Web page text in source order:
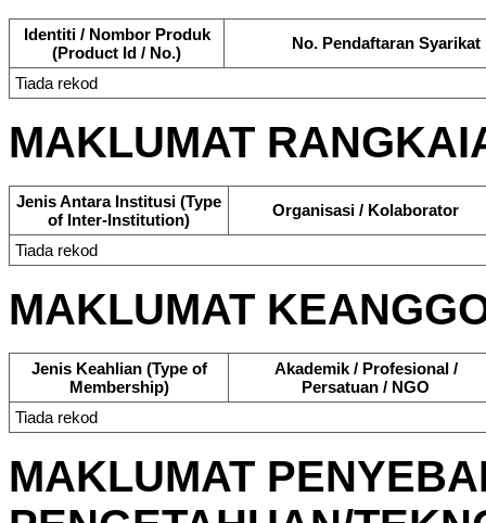
Identiti / Nombor Produk
(Product Id / No.)
No. Pendaftaran Syarikat
Tiada rekod
MAKLUMAT
Jenis Antara Institusi (Type
of Inter-Institution)
Organisasi / Kolaborator
Tiada rekod
MAKLUMAT
Jenis Keahlian (Type of
Membership)
Akademik / Profesional /
Persatuan / NGO
Tiada rekod
MAKLUMAT